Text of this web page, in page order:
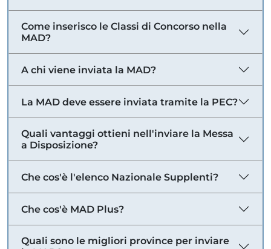
Come inserisco le Classi di Concorso nella
MAD?
A chi viene inviata la MAD?
La MAD deve essere inviata tramite la PEC?
Quali vantaggi ottieni nell'inviare la Messa
a Disposizione?
Che cos'è l'elenco Nazionale Supplenti?
Che cos'è MAD Plus?
Quali sono le migliori province per inviare